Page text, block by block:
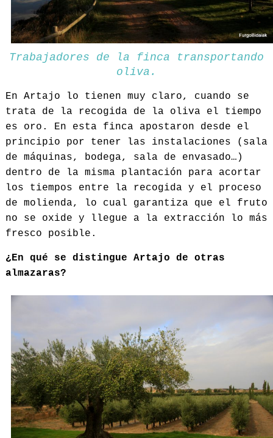
Trabajadores de la finca transportando
oliva.
En Artajo lo tienen muy claro, cuando se
trata de la recogida de la oliva el tiempo
es oro. En esta finca apostaron desde el
principio por tener las instalaciones (sala
de máquinas, bodega, sala de envasado…)
dentro de la misma plantación para acortar
los tiempos entre la recogida y el proceso
de molienda, lo cual garantiza que el fruto
no se oxide y llegue a la extracción lo más
fresco posible.
¿En qué se distingue Artajo de otras
almazaras?